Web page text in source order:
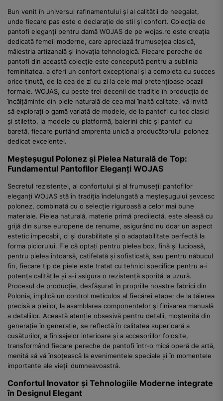
Bun venit în universul rafinamentului și al calității de neegalat,
unde fiecare pas este o declarație de stil și confort. Colecția de
pantofi eleganți pentru damă WOJAS de pe wojas.ro este creația
dedicată femeii moderne, care apreciază frumusețea clasică,
măiestria artizanală și inovația tehnologică. Fiecare pereche de
pantofi din această colecție este concepută pentru a sublinia
feminitatea, a oferi un confort excepțional și a completa cu succes
orice ținută, de la cea de zi cu zi la cele mai pretențioase ocazii
formale. WOJAS, cu peste trei decenii de tradiție în producția de
încălțăminte din piele naturală de cea mai înaltă calitate, vă invită
să explorați o gamă variată de modele, de la pantofi cu toc clasici
și stiletto, la modele cu platformă, balerini chic și pantofi cu
baretă, fiecare purtând amprenta unică a producătorului polonez
dedicat excelenței.
Meșteșugul Polonez și Pielea Naturală de Top:
Fundamentul Pantofilor Eleganți WOJAS
Secretul rezistenței, al confortului și al frumuseții pantofilor
eleganți WOJAS stă în tradiția îndelungată a meșteșugului șevcesc
polonez, combinată cu o selecție riguroasă a celor mai bune
materiale. Pielea naturală, materie primă predilectă, este aleasă cu
grijă din surse europene de renume, asigurând nu doar un aspect
estetic impecabil, ci și durabilitate și o adaptabilitate perfectă la
forma piciorului. Fie că optați pentru pielea box, fină și lucioasă,
pentru pielea întoarsă, catifelată și sofisticată, sau pentru năbucul
fin, fiecare tip de piele este tratat cu tehnici specifice pentru a-i
potența calitățile și a-i asigura o rezistență sporită la uzură.
Procesul de producție, desfășurat în propriile noastre fabrici din
Polonia, implică un control meticulos al fiecărei etape: de la tăierea
precisă a pieilor, la asamblarea componentelor și finisarea manuală
a detaliilor. Această atenție obsesivă pentru detalii, moștenită din
generație în generație, se reflectă în calitatea superioară a
cusăturilor, a finisajelor interioare și a accesoriilor folosite,
transformând fiecare pereche de pantofi într-o mică operă de artă,
menită să vă însoțească la evenimentele speciale și în momentele
importante ale vieții dumneavoastră.
Confortul Inovator și Tehnologiile Moderne integrate
în Designul Elegant